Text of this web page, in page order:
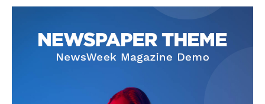
szubjektív élményportál